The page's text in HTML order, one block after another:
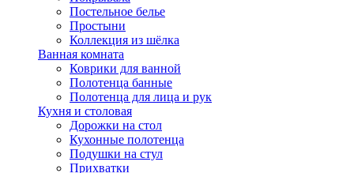
Постельное белье
Простыни
Коллекция из шёлка
Ванная комната
Коврики для ванной
Полотенца банные
Полотенца для лица и рук
Кухня и столовая
Дорожки на стол
Кухонные полотенца
Подушки на стул
Прихватки